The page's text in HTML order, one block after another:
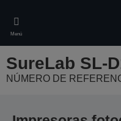
main
content
Menú
SureLab SL-
NÚMERO DE